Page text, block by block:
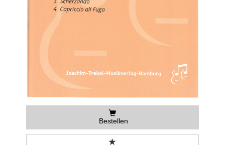
Bestellen